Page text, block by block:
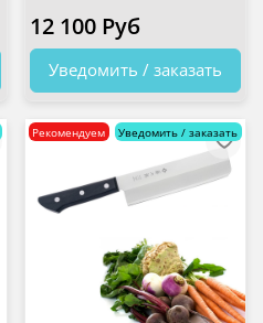
12 100 Руб
Уведомить / заказать
Рекомендуем Уведомить / заказать